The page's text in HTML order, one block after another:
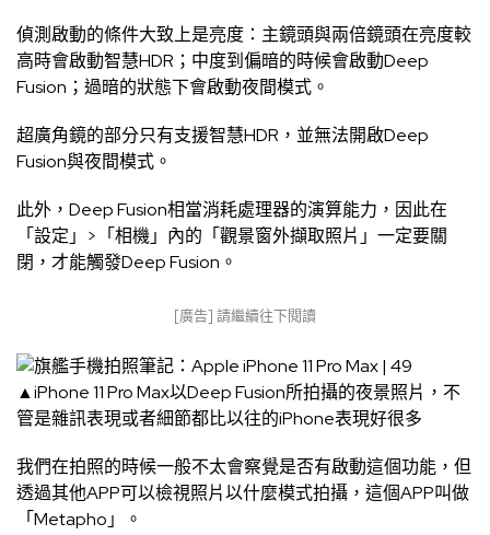
偵測啟動的條件大致上是亮度：主鏡頭與兩倍鏡頭在亮度較
高時會啟動智慧HDR；中度到偏暗的時候會啟動Deep
Fusion；過暗的狀態下會啟動夜間模式。
超廣角鏡的部分只有支援智慧HDR，並無法開啟Deep
Fusion與夜間模式。
此外，Deep Fusion相當消耗處理器的演算能力，因此在
「設定」>「相機」內的「觀景窗外擷取照片」一定要關
閉，才能觸發Deep Fusion。
[廣告] 請繼續往下閱讀
▲iPhone 11 Pro Max以Deep Fusion所拍攝的夜景照片，不
管是雜訊表現或者細節都比以往的iPhone表現好很多
我們在拍照的時候一般不太會察覺是否有啟動這個功能，但
透過其他APP可以檢視照片以什麼模式拍攝，這個APP叫做
「Metapho 」。